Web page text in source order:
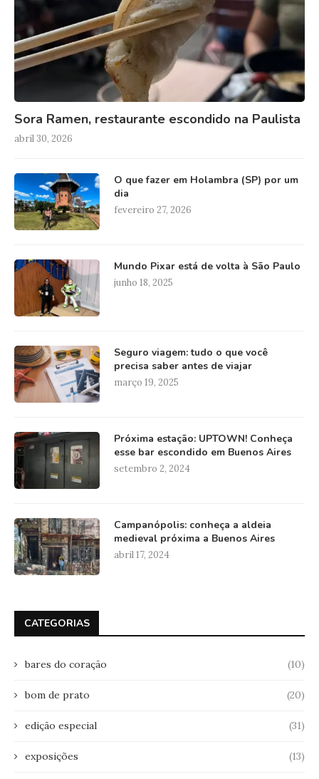
Sora Ramen, restaurante escondido na Paulista
abril 30, 2026
O que fazer em Holambra (SP) por um
dia
fevereiro 27, 2026
Mundo Pixar está de volta à São Paulo
junho 18, 2025
Seguro viagem: tudo o que você
precisa saber antes de viajar
março 19, 2025
Próxima estação: UPTOWN! Conheça
esse bar escondido em Buenos Aires
setembro 2, 2024
Campanópolis: conheça a aldeia
medieval próxima a Buenos Aires
abril 17, 2024
CATEGORIAS
bares do coração (10)
bom de prato (20)
edição especial (31)
exposições (13)